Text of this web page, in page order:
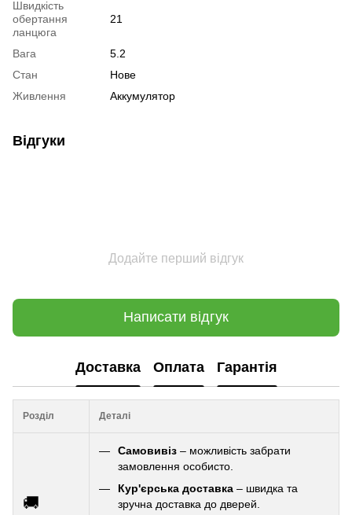
Швидкість
обертання
ланцюга
21
Вага
5.2
Стан
Нове
Живлення
Аккумулятор
Відгуки
Додайте перший відгук
Написати відгук
Доставка Оплата Гарантія
Розділ Деталі
🚚
Самовивіз – можливість забрати
замовлення особисто.
Кур'єрська доставка – швидка та
зручна доставка до дверей.